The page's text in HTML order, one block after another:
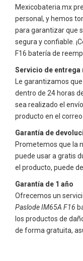
Mexicobateria.mx
personal, y hemos
para garantizar que
segura y confiable.
F16 batería de
Servicio de entrega
Le garantizamos
dentro de 24 horas
sea realizado el
producto en el
Garantía de
Prometemos que la
puede usar a gratis
el producto, puede
Garantía de 1 año
Ofrecemos un
Paslode IM65A F16
los productos de
de forma gratuita,